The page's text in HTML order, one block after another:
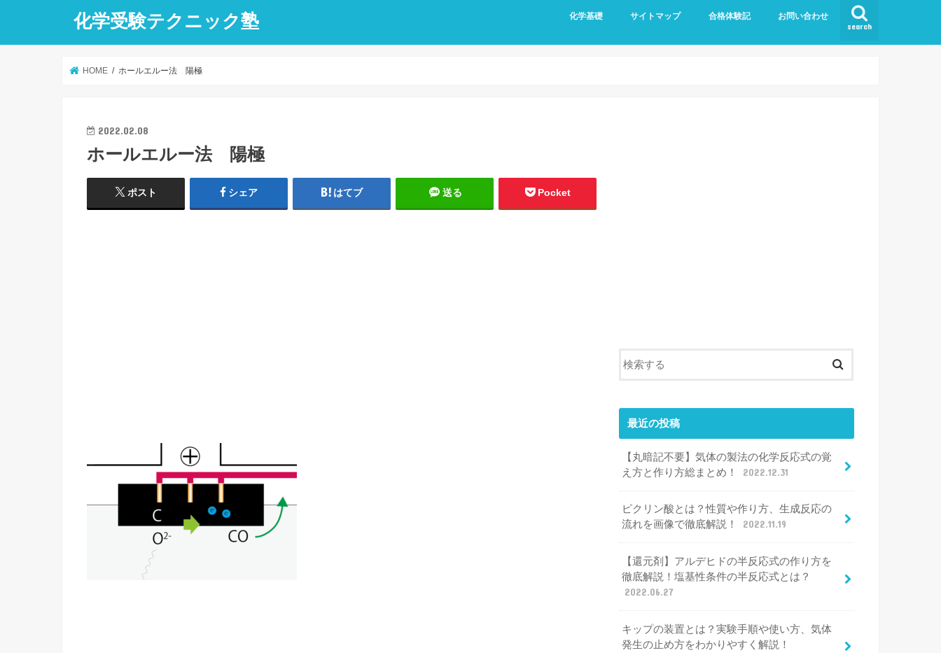
化学受験テクニック塾 search
化学基礎 サイトマップ 合格体験記 お問い合わせ
HOME ホールエルー法 陽極
2022.02.08
ホールエルー法 陽極
ポスト シェア はてブ 送る Pocket
最近の投稿
【丸暗記不要】気体の製法の化学反応式の覚
え方と作り方総まとめ！
2022.12.31
ピクリン酸とは？性質や作り方、生成反応の
流れを画像で徹底解説！
2022.11.19
【還元剤】アルデヒドの半反応式の作り方を
徹底解説！塩基性条件の半反応式とは？
2022.06.27
キップの装置とは？実験手順や使い方、気体
発生の止め方をわかりやすく解説！